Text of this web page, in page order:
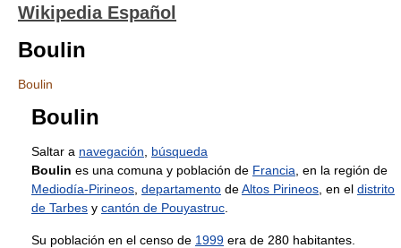
Wikipedia Español
Boulin
Boulin
Boulin
Saltar a navegación
búsqueda
Boulin es una comuna y población de Francia , en la región de
Mediodía-Pirineos departamento deAltos Pirineos , en el distrito
de Tarbes y cantón de Pouyastruc
Su población en el censo de 1999 era de 280 habitantes.